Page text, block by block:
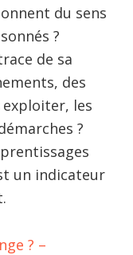
du sens
?
de sa
des
les
?
un indicateur
? –